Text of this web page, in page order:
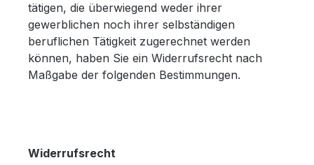
tätigen, die überwiegend weder ihrer
gewerblichen noch ihrer selbständigen
beruflichen Tätigkeit zugerechnet werden
können, haben Sie ein Widerrufsrecht nach
Maßgabe der folgenden Bestimmungen.
Widerrufsrecht